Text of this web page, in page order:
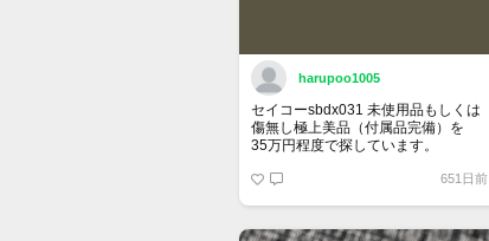
harupoo1005
セイコーsbdx031 未使用品もしくは
傷無し極上美品（付属品完備）を
35万円程度で探しています。
651日前